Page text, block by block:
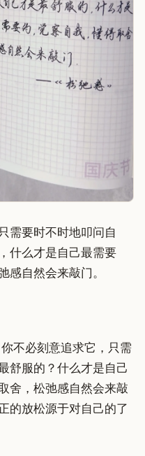
需要时不时地叩问自
什么才是自己最需要
感自然会来敲门。
不必刻意追求它，只需
舒服的？什么才是自己
舍，松弛感自然会来敲
的放松源于对自己的了